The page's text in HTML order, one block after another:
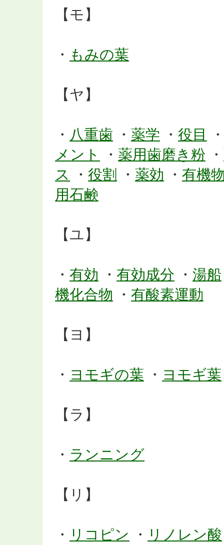
【モ】
・ もみの葉
【ヤ】
・ 八重歯 ・ 薬学 ・ 役目
メント
・ 薬用歯磨き粉 ・
ス
・ 役割 ・ 薬効 ・ 有機
用石鹸
【ユ】
・ 有効 ・ 有効成分 ・ 湯船
機化合物 ・ 有酸素運動
【ヨ】
・ ヨモギの葉 ・ ヨモギ葉
【ラ】
・ ランニング
【リ】
・ リコピン ・ リノレン酸